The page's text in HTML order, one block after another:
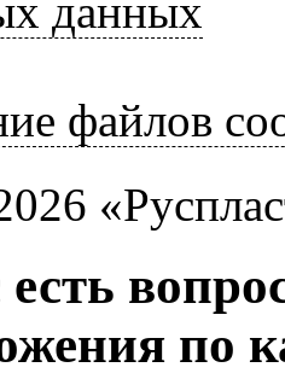
данных
файлов
есть
по